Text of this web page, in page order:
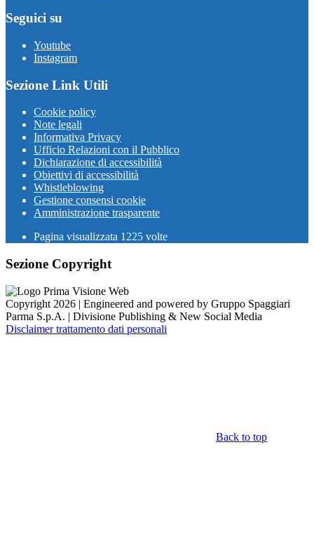
Seguici su
Youtube
Instagram
Sezione Link Utili
Cookie policy
Note legali
Informativa Privacy
Ufficio Relazioni con il Pubblico
Dichiarazione di accessibilità
Obiettivi di accessibilità
Whistleblowing
Gestione consensi cookie
Amministrazione trasparente
Pagina visualizzata 1225 volte
Sezione Copyright
Copyright 2026 | Engineered and powered by Gruppo Spaggiari
Parma S.p.A. | Divisione Publishing & New Social Media
Disclaimer trattamento dati personali
Back to top